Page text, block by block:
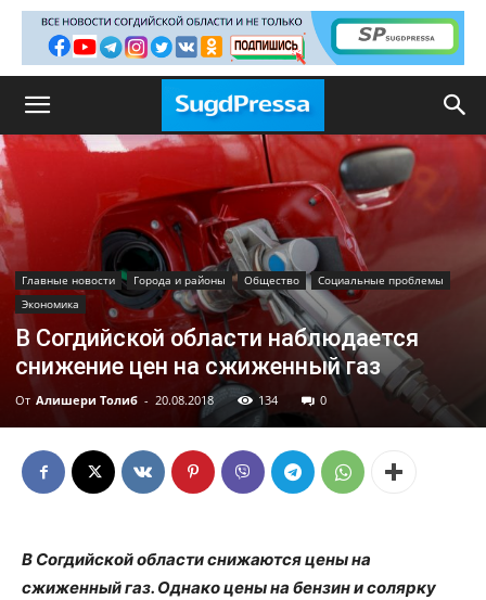
Главные новости Города и районы Общество
Социальные проблемы
Экономика
В Согдийской области наблюдается
снижение цен на сжиженный газ
От Алишери Толиб - 20.08.2018 134 0
В Согдийской области снижаются цены на
сжиженный газ. Однако цены на бензин и солярку